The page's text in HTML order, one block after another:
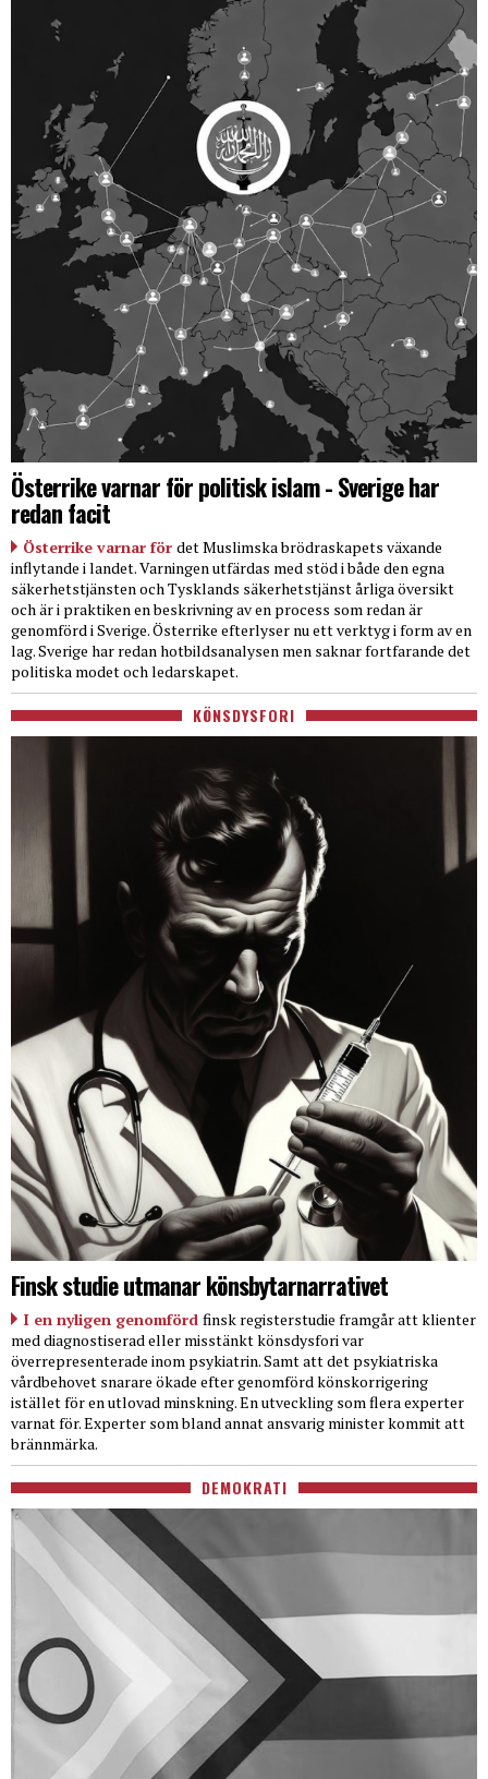
Österrike varnar för politisk islam - Sverige har
redan facit
Österrike varnar för det Muslimska brödraskapets växande
inflytande i landet. Varningen utfärdas med stöd i både den egna
säkerhetstjänsten och Tysklands säkerhetstjänst årliga översikt
och är i praktiken en beskrivning av en process som redan är
genomförd i Sverige. Österrike efterlyser nu ett verktyg i form av en
lag. Sverige har redan hotbildsanalysen men saknar fortfarande det
politiska modet och ledarskapet.
KÖNSDYSFORI
Finsk studie utmanar könsbytarnarrativet
I en nyligen genomförd finsk registerstudie framgår att klienter
med diagnostiserad eller misstänkt könsdysfori var
överrepresenterade inom psykiatrin. Samt att det psykiatriska
vårdbehovet snarare ökade efter genomförd könskorrigering
istället för en utlovad minskning. En utveckling som flera experter
varnat för. Experter som bland annat ansvarig minister kommit att
brännmärka.
DEMOKRATI